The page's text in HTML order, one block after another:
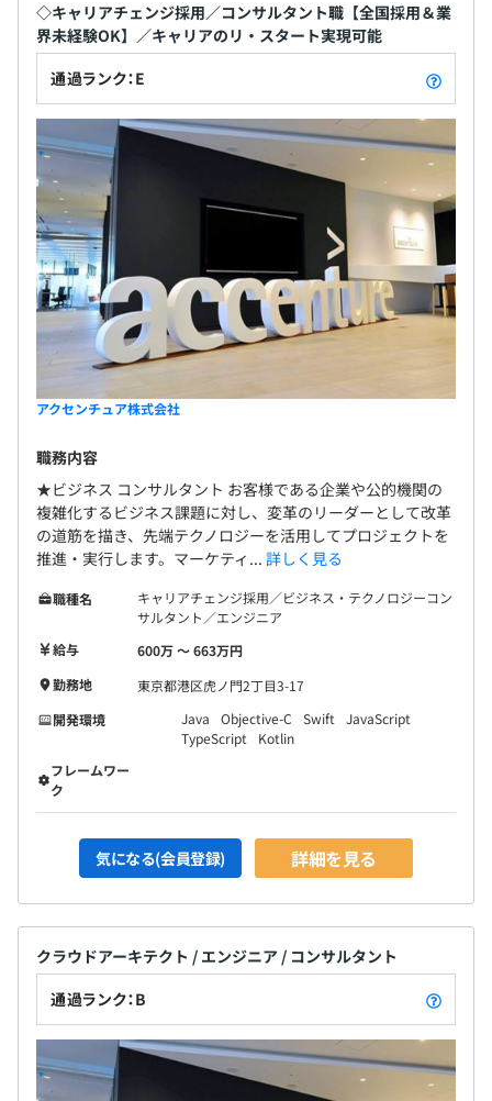
囲内で勤務時間の選択が可能です（週3日で1日7時間勤務
など）。育児・介護のほか、ボランティア活動への参加も
対象理由として認められます。また、本制度を利用してい
る社員でもフルタイムの正社員と同様に評価され、福利厚
生も享受できます。
昇給・昇格あり
※評価に基づく
・健康保険
・厚生年金保険
・雇用保険
・労災保険
無期雇用
◇キャリアチェンジ採用／コンサルタント職【全国採用＆業
界未経験OK】／キャリアのリ・スタート実現可能
通過ランク：E
アクセンチュア株式会社
職務内容
★ビジネス コンサルタント お客様である企業や公的機関の
複雑化するビジネス課題に対し、変革のリーダーとして改革
の道筋を描き、先端テクノロジーを活用してプロジェクトを
推進・実行します。マーケティ... 詳しく見る
職種名
キャリアチェンジ採用／ビジネス・テクノロジーコン
サルタント／エンジニア
給与
600万 〜 663万円
勤務地
東京都港区虎ノ門2丁目3-17
開発環境
Java Objective-C Swift
JavaScript
TypeScript
Kotlin
フレームワー
ク
気になる(会員登録) 詳細を見る
クラウドアーキテクト / エンジニア / コンサルタント
通過ランク：B